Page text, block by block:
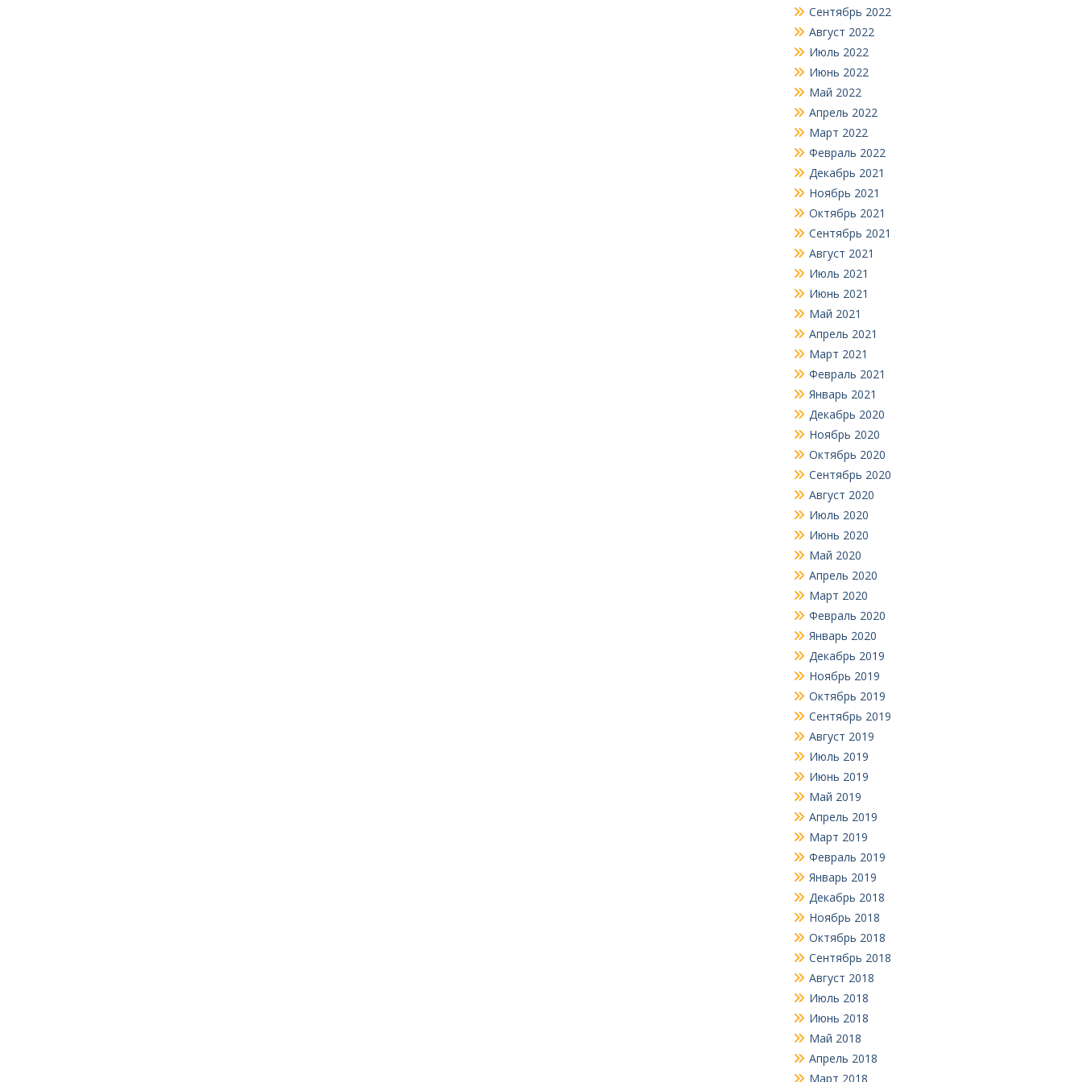
Сентябрь 2022
Август 2022
Июль 2022
Июнь 2022
Май 2022
Апрель 2022
Март 2022
Февраль 2022
Декабрь 2021
Ноябрь 2021
Октябрь 2021
Сентябрь 2021
Август 2021
Июль 2021
Июнь 2021
Май 2021
Апрель 2021
Март 2021
Февраль 2021
Январь 2021
Декабрь 2020
Ноябрь 2020
Октябрь 2020
Сентябрь 2020
Август 2020
Июль 2020
Июнь 2020
Май 2020
Апрель 2020
Март 2020
Февраль 2020
Январь 2020
Декабрь 2019
Ноябрь 2019
Октябрь 2019
Сентябрь 2019
Август 2019
Июль 2019
Июнь 2019
Май 2019
Апрель 2019
Март 2019
Февраль 2019
Январь 2019
Декабрь 2018
Ноябрь 2018
Октябрь 2018
Сентябрь 2018
Август 2018
Июль 2018
Июнь 2018
Май 2018
Апрель 2018
Март 2018